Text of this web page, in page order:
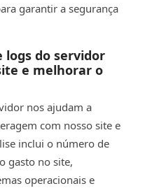
garantir a segurança
logs do servidor
e melhorar o
nos ajudam a
com nosso site e
inclui o número de
gasto no site,
operacionais e